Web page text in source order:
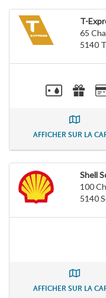
T-
65
5140
AFFICHER SUR LA
Shell
100
5140
AFFICHER SUR LA